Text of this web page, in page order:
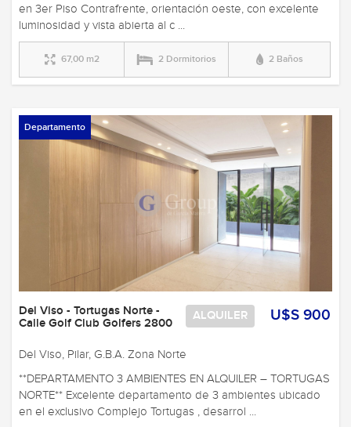
en 3er Piso Contrafrente, orientación oeste, con excelente
luminosidad y vista abierta al c ...
67,00 m2 2 Dormitorios 2 Baños
Departamento
U$S 900
ALQUILER
Del Viso - Tortugas Norte -
Calle Golf Club Golfers 2800
Del Viso, Pilar, G.B.A. Zona Norte
**DEPARTAMENTO 3 AMBIENTES EN ALQUILER – TORTUGAS
NORTE** Excelente departamento de 3 ambientes ubicado
en el exclusivo Complejo Tortugas , desarrol ...